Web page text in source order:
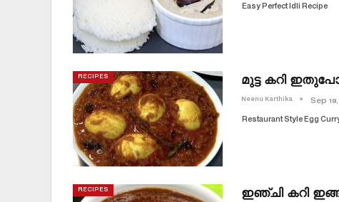
Easy Perfect Idli Recipe
RECIPES മുട്ട കറി
Neenu Karthika Sep 19,
Restaurant Style Egg
RECIPES
ഇഞ്ചി കറി